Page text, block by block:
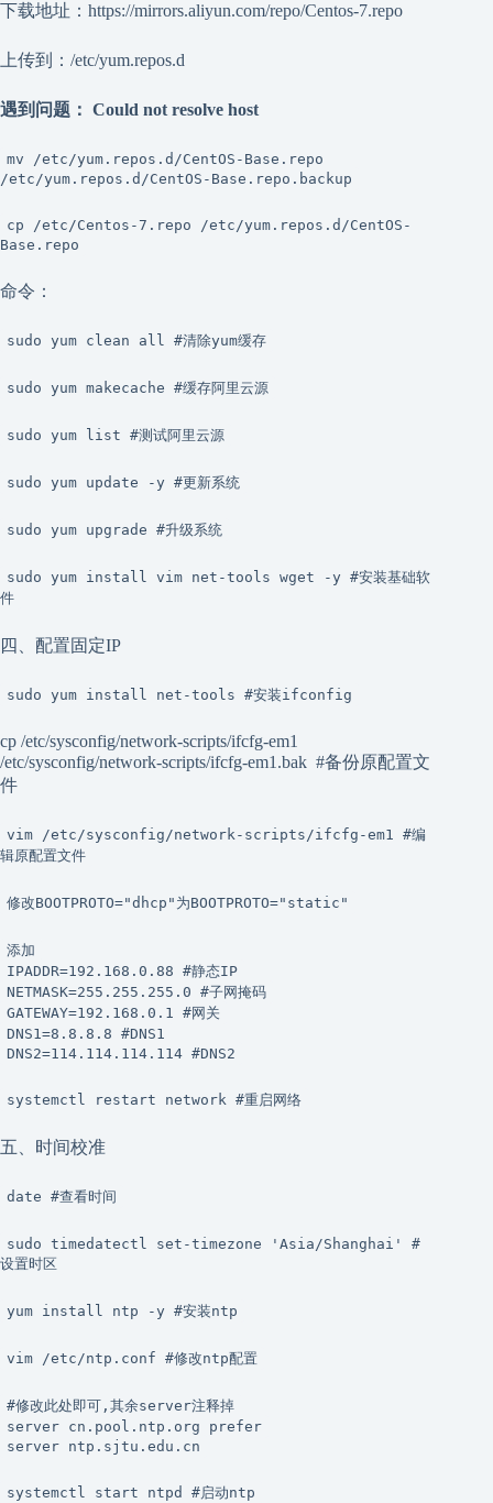
下载地址：https://mirrors.aliyun.com/repo/Centos-7.repo
上传到：/etc/yum.repos.d
遇到问题： Could not resolve host
mv /etc/yum.repos.d/CentOS-Base.repo
/etc/yum.repos.d/CentOS-Base.repo.backup
cp /etc/Centos-7.repo /etc/yum.repos.d/CentOS-
Base.repo
命令：
sudo yum clean all #清除yum缓存
sudo yum makecache #缓存阿里云源
sudo yum list #测试阿里云源
sudo yum update -y #更新系统
sudo yum upgrade #升级系统
sudo yum install vim net-tools wget -y #安装基础软
件
四、配置固定IP
sudo yum install net-tools #安装ifconfig
cp /etc/sysconfig/network-scripts/ifcfg-em1
/etc/sysconfig/network-scripts/ifcfg-em1.bak #备份原配置文
件
vim /etc/sysconfig/network-scripts/ifcfg-em1 #编
辑原配置文件
修改BOOTPROTO="dhcp"为BOOTPROTO="static"
添加
IPADDR=192.168.0.88 #静态IP
NETMASK=255.255.255.0 #子网掩码
GATEWAY=192.168.0.1 #网关
DNS1=8.8.8.8 #DNS1
DNS2=114.114.114.114 #DNS2
systemctl restart network #重启网络
五、时间校准
date #查看时间
sudo timedatectl set-timezone 'Asia/Shanghai' #
设置时区
yum install ntp -y #安装ntp
vim /etc/ntp.conf #修改ntp配置
#修改此处即可,其余server注释掉
server cn.pool.ntp.org prefer
server ntp.sjtu.edu.cn
systemctl start ntpd #启动ntp